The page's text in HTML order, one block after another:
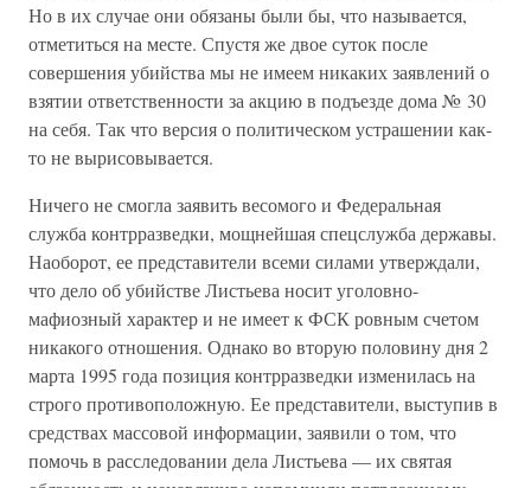
Но в их случае они обязаны были бы, что называется,
отметиться на месте. Спустя же двое суток после
совершения убийства мы не имеем никаких заявлений о
взятии ответственности за акцию в подъезде дома № 30
на себя. Так что версия о политическом устрашении как-
то не вырисовывается.
Ничего не смогла заявить весомого и Федеральная
служба контрразведки, мощнейшая спецслужба державы.
Наоборот, ее представители всеми силами утверждали,
что дело об убийстве Листьева носит уголовно-
мафиозный характер и не имеет к ФСК ровным счетом
никакого отношения. Однако во вторую половину дня 2
марта 1995 года позиция контрразведки изменилась на
строго противоположную. Ее представители, выступив в
средствах массовой информации, заявили о том, что
помочь в расследовании дела Листьева — их святая